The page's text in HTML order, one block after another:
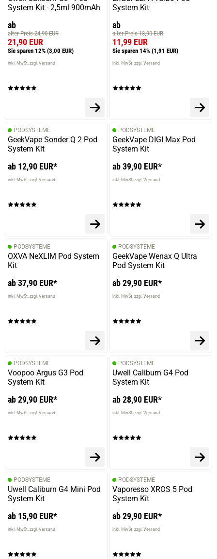
System Kit - 2,5ml 900mAh
ab
alter Preis 24,90 EUR
21,90 EUR
Sie sparen 12% (3,00 EUR)
inkl. MwSt. zzgl. Versand
System Kit
ab
alter Preis 13,90 EUR
11,99 EUR
Sie sparen 14% (1,91 EUR)
inkl. MwSt. zzgl. Versand
PODSYSTEME
GeekVape Sonder Q 2 Pod
System Kit
ab 12,90 EUR*
inkl. MwSt. zzgl. Versand
PODSYSTEME
GeekVape DIGI Max Pod
System Kit
ab 39,90 EUR*
inkl. MwSt. zzgl. Versand
PODSYSTEME
OXVA NeXLIM Pod System
Kit
ab 37,90 EUR*
inkl. MwSt. zzgl. Versand
PODSYSTEME
GeekVape Wenax Q Ultra
Pod System Kit
ab 29,90 EUR*
inkl. MwSt. zzgl. Versand
PODSYSTEME
Voopoo Argus G3 Pod
System Kit
ab 29,90 EUR*
inkl. MwSt. zzgl. Versand
PODSYSTEME
Uwell Caliburn G4 Pod
System Kit
ab 28,90 EUR*
inkl. MwSt. zzgl. Versand
PODSYSTEME
Uwell Caliburn G4 Mini Pod
System Kit
ab 15,90 EUR*
inkl. MwSt. zzgl. Versand
PODSYSTEME
Vaporesso XROS 5 Pod
System Kit
ab 29,90 EUR*
inkl. MwSt. zzgl. Versand